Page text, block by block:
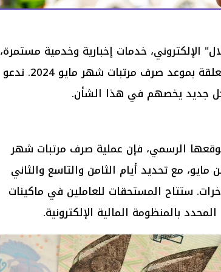
الإلكتروني، خدمات إخبارية وخدمية مستمرة،
تشمل تقديم كافة المعلومات المتعلقة بموعد صرف مرتبات شهر مايو 2024. ندعو
لكل جديد يخصهم في هذا الشأن.
الرسمي، فإن عملية صرف مرتبات شهر
مع تحديد أيام الثامن والتاسع والثاني
ستتاح المستحقات للعاملين في ماكينات
بالمنظومة المالية الإلكترونية.